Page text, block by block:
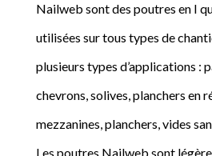
Nailweb sont des poutres en I
utilisées sur tous types de
plusieurs types d’applications :
chevrons, solives, planchers en
mezzanines, planchers, vides
Les poutres Nailweb sont